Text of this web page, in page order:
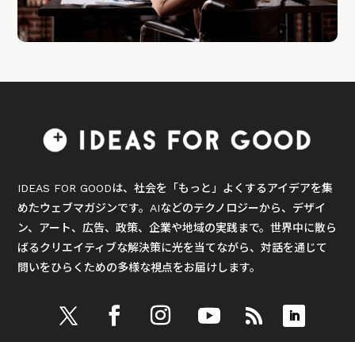
IDEAS FOR GOODは、社会を「もっと」よくするアイデアを集
めたウェブマガジンです。AIなどのテクノロジーから、デザイ
ン、アート、広告、政策、企業や地域の実践まで。世界中に散ら
ばるクリエイティブな解決策に光を当てながら、対話を通じて
問いをひらくための多様な視点をお届けします。